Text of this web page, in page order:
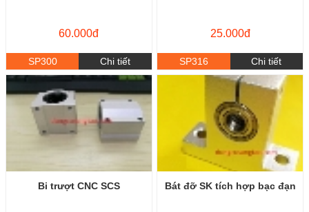
60.000đ
SP300 Chi tiết
25.000đ
SP316 Chi tiết
Bi trượt CNC SCS Bát đỡ SK tích hợp bạc đạn